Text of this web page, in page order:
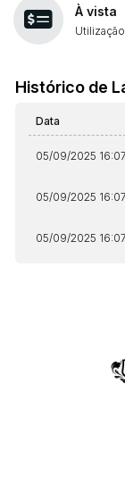
À vista
Histórico de
Data
05/09/2025
05/09/2025
05/09/2025